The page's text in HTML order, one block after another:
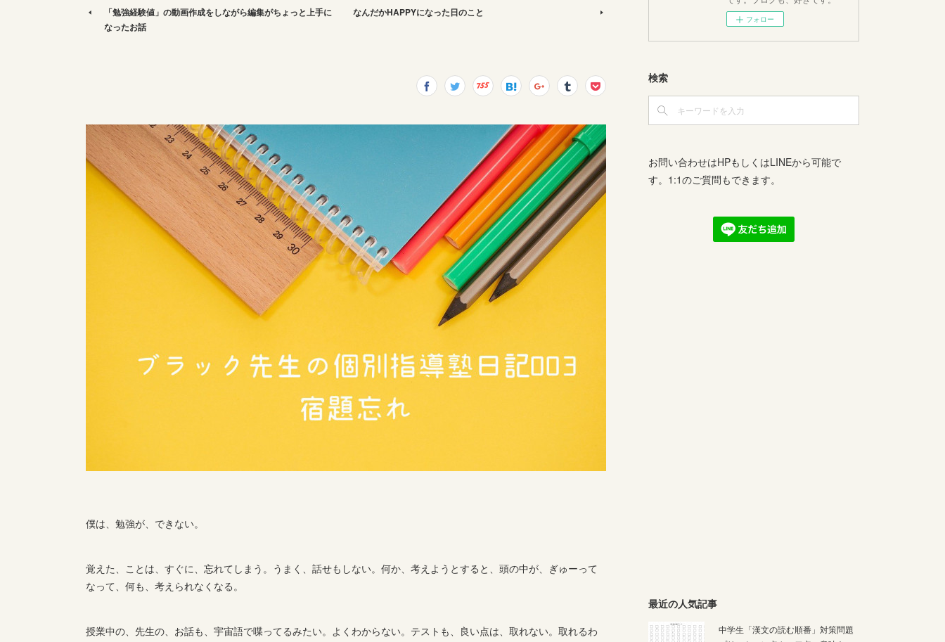
「勉強経験値」の動画作成をしながら編集がちょっと上手に
なったお話
なんだかHAPPYになった日のこと
僕は、勉強が、できない。
覚えた、ことは、すぐに、忘れてしまう。うまく、話せもしない。何か、考えようとすると、頭の中が、ぎゅーって
なって、何も、考えられなくなる。
授業中の、先生の、お話も、宇宙語で喋ってるみたい。よくわからない。テストも、良い点は、取れない。取れるわ
フォロー
検索
お問い合わせはHPもしくはLINEから可能で
す。1:1のご質問もできます。
最近の人気記事
中学生「漢文の読む順番」対策問題